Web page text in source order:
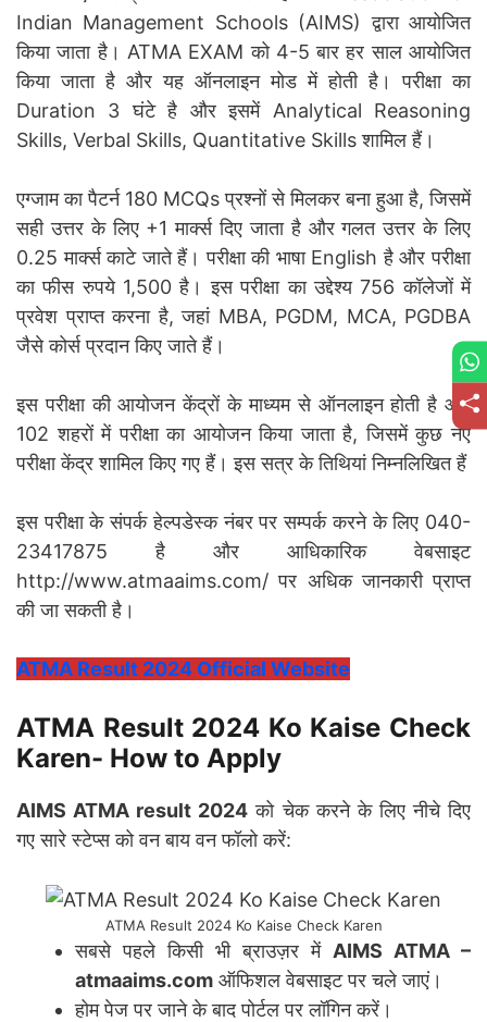
Indian Management Schools (AIMS) द्वारा आयोजित
किया जाता है। ATMA EXAM को 4-5 बार हर साल आयोजित
किया जाता है और यह ऑनलाइन मोड में होती है। परीक्षा का
Duration 3 घंटे है और इसमें Analytical Reasoning
Skills, Verbal Skills, Quantitative Skills शामिल हैं।
एग्जाम का पैटर्न 180 MCQs प्रश्नों से मिलकर बना हुआ है, जिसमें
सही उत्तर के लिए +1 मार्क्स दिए जाता है और गलत उत्तर के लिए
0.25 मार्क्स काटे जाते हैं। परीक्षा की भाषा English है और परीक्षा
का फीस रुपये 1,500 है। इस परीक्षा का उद्देश्य 756 कॉलेजों में
प्रवेश प्राप्त करना है, जहां MBA, PGDM, MCA, PGDBA
जैसे कोर्स प्रदान किए जाते हैं।
इस परीक्षा की आयोजन केंद्रों के माध्यम से ऑनलाइन होती है और
102 शहरों में परीक्षा का आयोजन किया जाता है, जिसमें कुछ नए
परीक्षा केंद्र शामिल किए गए हैं। इस सत्र के तिथियां निम्नलिखित हैं
इस परीक्षा के संपर्क हेल्पडेस्क नंबर पर सम्पर्क करने के लिए 040-
23417875 है और आधिकारिक वेबसाइट
http://www.atmaaims.com/ पर अधिक जानकारी प्राप्त
की जा सकती है।
ATMA Result 2024 Official Website
ATMA Result 2024 Ko Kaise Check
Karen- How to Apply
AIMS ATMA result 2024 को चेक करने के लिए नीचे दिए
गए सारे स्टेप्स को वन बाय वन फॉलो करें:
ATMA Result 2024 Ko Kaise Check Karen
सबसे पहले किसी भी ब्राउज़र में AIMS ATMA –
atmaaims.com ऑफिशल वेबसाइट पर चले जाएं।
होम पेज पर जाने के बाद पोर्टल पर लॉगिन करें।